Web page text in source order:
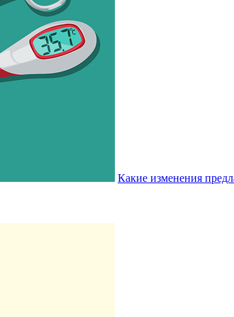
Какие изменения